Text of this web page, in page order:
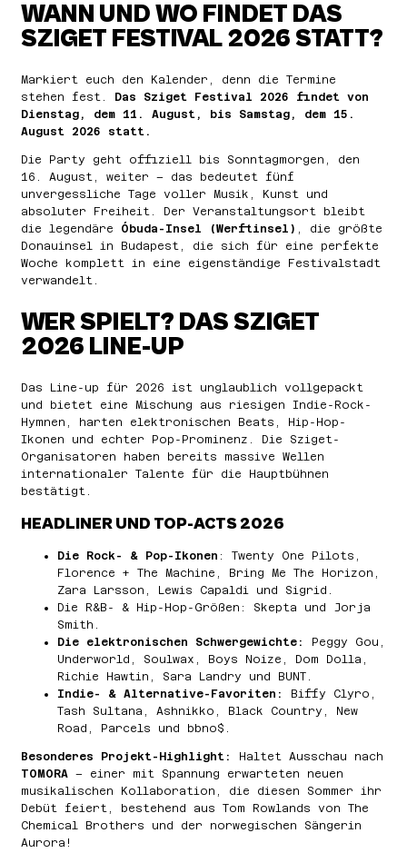
WANN UND WO FINDET DAS
SZIGET FESTIVAL 2026 STATT?
Markiert euch den Kalender, denn die Termine
stehen fest.
Das Sziget Festival 2026 findet von
Dienstag, dem 11. August, bis Samstag, dem 15.
August 2026 statt.
Die Party geht offiziell bis Sonntagmorgen, den
16. August, weiter – das bedeutet fünf
unvergessliche Tage voller Musik, Kunst und
absoluter Freiheit. Der Veranstaltungsort bleibt
die legendäre Óbuda-Insel (Werftinsel) , die größte
Donauinsel in Budapest, die sich für eine perfekte
Woche komplett in eine eigenständige Festivalstadt
verwandelt.
WER SPIELT? DAS SZIGET
2026 LINE-UP
Das Line-up für 2026 ist unglaublich vollgepackt
und bietet eine Mischung aus riesigen Indie-Rock-
Hymnen, harten elektronischen Beats, Hip-Hop-
Ikonen und echter Pop-Prominenz. Die Sziget-
Organisatoren haben bereits massive Wellen
internationaler Talente für die Hauptbühnen
bestätigt.
HEADLINER UND TOP-ACTS 2026
Die Rock- & Pop-Ikonen : Twenty One Pilots,
Florence + The Machine, Bring Me The Horizon,
Zara Larsson, Lewis Capaldi und Sigrid.
Die R&B- & Hip-Hop-Größen: Skepta und Jorja
Smith.
Die elektronischen Schwergewichte:
Peggy Gou,
Underworld, Soulwax, Boys Noize, Dom Dolla,
Richie Hawtin, Sara Landry und BUNT.
Indie- & Alternative-Favoriten:
Biffy Clyro,
Tash Sultana, Ashnikko, Black Country, New
Road, Parcels und bbno$.
Besonderes Projekt-Highlight:
Haltet Ausschau nach
TOMORA – einer mit Spannung erwarteten neuen
musikalischen Kollaboration, die diesen Sommer ihr
Debüt feiert, bestehend aus Tom Rowlands von The
Chemical Brothers und der norwegischen Sängerin
Aurora!